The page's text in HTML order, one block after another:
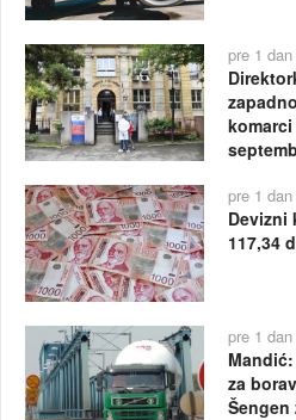
pre 1 dan
pre 1 dan
Devizni
117,34
pre 1 dan
za
Šengen